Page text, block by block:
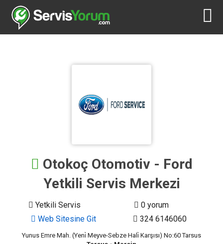
Otokoç Otomotiv - Ford
Yetkili Servis Merkezi
Yetkili Servis
0 yorum
Web Sitesine Git
324 6146060
Yunus Emre Mah. (Yeni̇ Meyve-Sebze Hali̇ Karşısı) No:60 Tarsus